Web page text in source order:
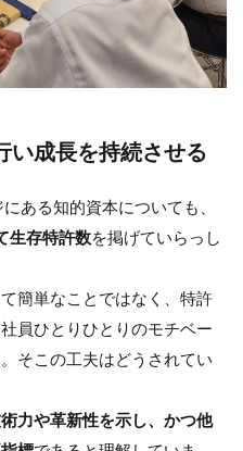
い成長を持続させる
る知的資本についても、
生存特許数を掲げていらっし
簡単なことではなく、特許
員ひとりひとりのモチベー
そこの工夫はどうされてい
力や革新性を示し、かつ他